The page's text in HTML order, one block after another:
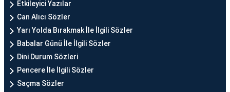
Etkileyici Yazılar
Can Alıcı Sözler
Yarı Yolda Bırakmak İle İlgili Sözler
Babalar Günü İle İlgili Sözler
Dini Durum Sözleri
Pencere İle İlgili Sözler
Saçma Sözler